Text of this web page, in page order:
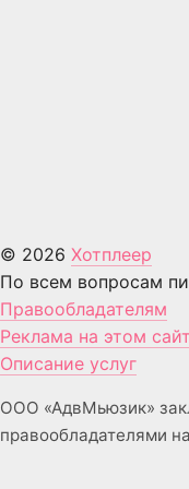
© 2026 Хотплеер
По всем вопросам
Правообладателям
Реклама на этом
Описание услуг
ООО «АдвМьюзик»
правообладателями